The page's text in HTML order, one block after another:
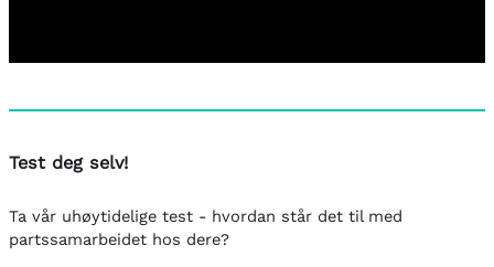
Test deg selv!
Ta vår uhøytidelige test - hvordan står det til med
partssamarbeidet hos dere?